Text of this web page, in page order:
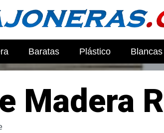
Baratas Plástico Blancas
Madera